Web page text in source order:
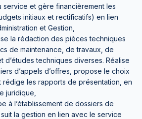
service et gère financièrement les
initiaux et rectificatifs) en lien
et Gestion,
la rédaction des pièces techniques
de maintenance, de travaux, de
d’études techniques diverses. Réalise
d’appels d’offres, propose le choix
rédige les rapports de présentation, en
juridique,
à l’établissement de dossiers de
la gestion en lien avec le service